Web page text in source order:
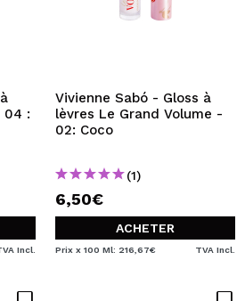
04 :
Incl.
Vivienne Sabó - Gloss à
lèvres Le Grand Volume -
02: Coco
(1)
6,50€
ACHETER
Prix x 100 Ml: 216,67€ TVA Incl.